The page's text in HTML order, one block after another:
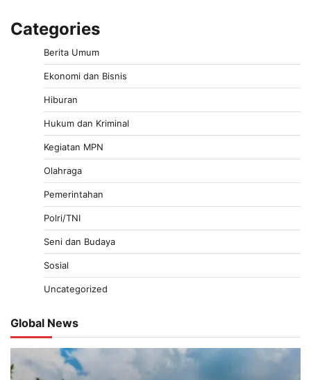
Categories
Berita Umum
Ekonomi dan Bisnis
Hiburan
Hukum dan Kriminal
Kegiatan MPN
Olahraga
Pemerintahan
Polri/TNI
Seni dan Budaya
Sosial
Uncategorized
Global News